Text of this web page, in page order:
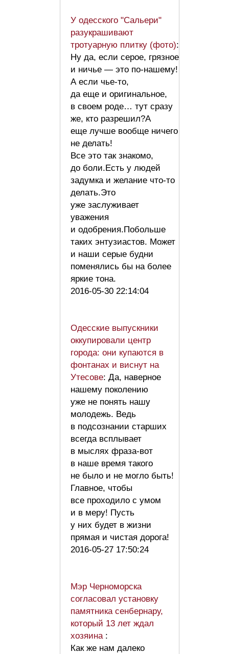
У одесского "Сальери"
разукрашивают
тротуарную плитку (фото):
Ну да, если серое, грязное
и ничье — это по-нашему!
А если чье-то,
да еще и оригинальное,
в своем роде… тут сразу
же, кто разрешил?А
еще лучше вообще ничего
не делать!
Все это так знакомо,
до боли.Есть у людей
задумка и желание что-то
делать.Это
уже заслуживает
уважения
и одобрения.Побольше
таких энтузиастов. Может
и наши серые будни
поменялись бы на более
яркие тона.
2016-05-30 22:14:04
Одесские выпускники
оккупировали центр
города: они купаются в
фонтанах и виснут на
Утесове: Да, наверное
нашему поколению
уже не понять нашу
молодежь. Ведь
в подсознании старших
всегда всплывает
в мыслях фраза-вот
в наше время такого
не было и не могло быть!
Главное, чтобы
все проходило с умом
и в меру! Пусть
у них будет в жизни
прямая и чистая дорога!
2016-05-27 17:50:24
Мэр Черноморска
согласовал установку
памятника сенбернару,
который 13 лет ждал
хозяина :
Как же нам далеко